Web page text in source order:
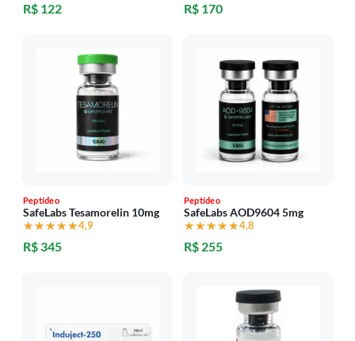
R$ 122 R$ 170
Peptídeo
SafeLabs Tesamorelin 10mg
★★★★★
★★★★★4,9
R$ 345
Peptídeo
SafeLabs AOD9604 5mg
★★★★★
★★★★★4,8
R$ 255